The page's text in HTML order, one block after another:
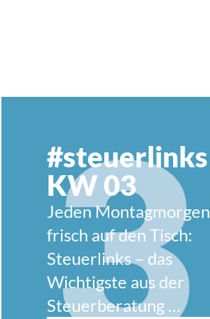
#steuerlinks
KW 03
Jeden Montagmorgen
frisch auf den Tisch:
Steuerlinks – das
Wichtigste aus der
Steuerberatung …